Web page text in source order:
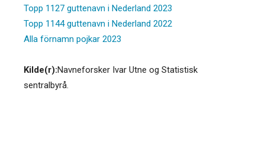
Topp 1127 guttenavn i Nederland 2023
Topp 1144 guttenavn i Nederland 2022
Alla förnamn pojkar 2023
Kilde(r):Navneforsker Ivar Utne og Statistisk
sentralbyrå.